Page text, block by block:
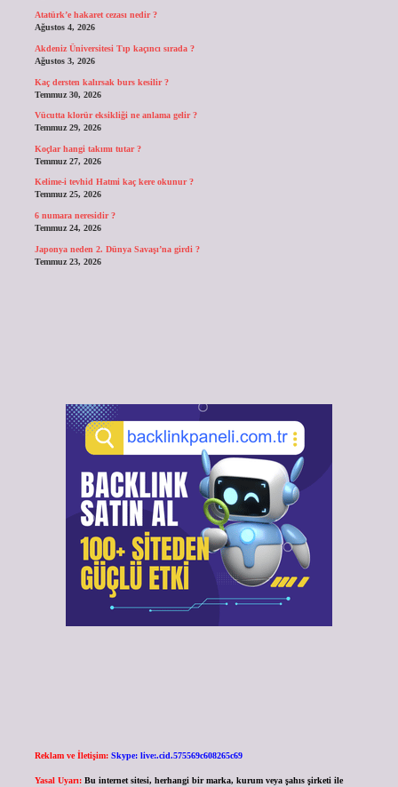
Atatürk’e hakaret cezası nedir ?
Ağustos 4, 2026
Akdeniz Üniversitesi Tıp kaçıncı sırada ?
Ağustos 3, 2026
Kaç dersten kalırsak burs kesilir ?
Temmuz 30, 2026
Vücutta klorür eksikliği ne anlama gelir ?
Temmuz 29, 2026
Koçlar hangi takımı tutar ?
Temmuz 27, 2026
Kelime-i tevhid Hatmi kaç kere okunur ?
Temmuz 25, 2026
6 numara neresidir ?
Temmuz 24, 2026
Japonya neden 2. Dünya Savaşı’na girdi ?
Temmuz 23, 2026
Reklam ve İletişim: Skype: live:.cid.575569c608265c69
Yasal Uyarı: Bu internet sitesi, herhangi bir marka, kurum veya şahıs şirketi ile